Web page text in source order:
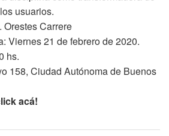
usuarios.
Orestes Carrere
Viernes 21 de febrero de 2020.
hs.
158, Ciudad Autónoma de Buenos
acá!